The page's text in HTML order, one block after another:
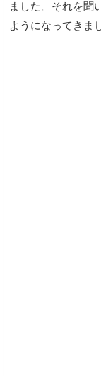
ました。それを聞
ようになってきま